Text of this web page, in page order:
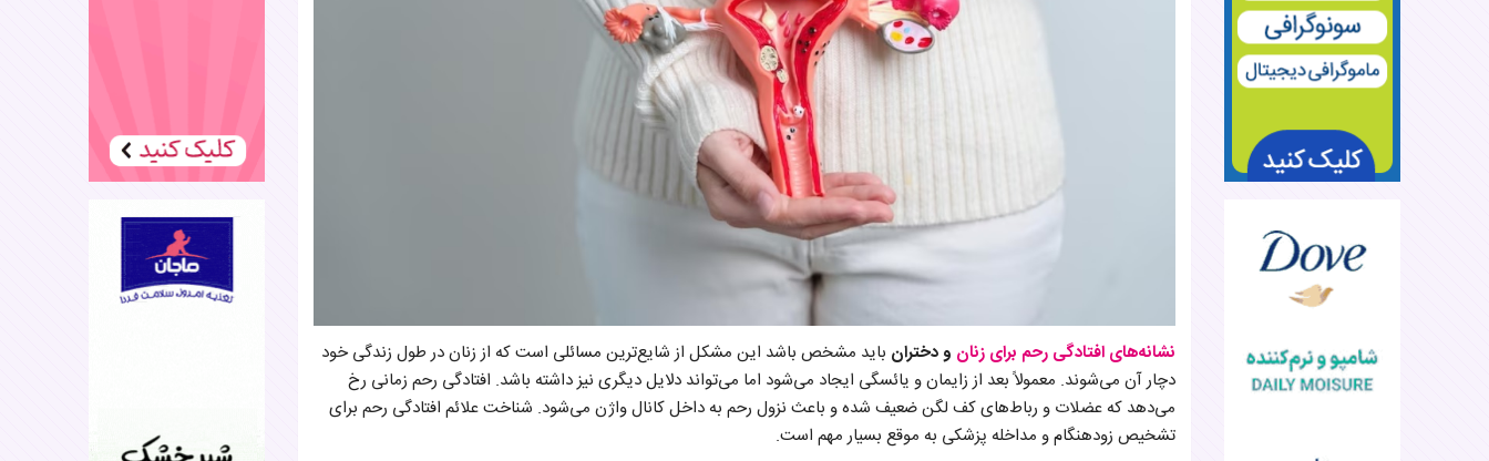
نشانه‌های افتادگی رحم برای زنان و دختران باید مشخص باشد این مشکل از شایع‌ترین مسائلی است که از زنان در طول زندگی خود
دچار آن می‌شوند. معمولاً بعد از زایمان و یائسگی ایجاد می‌شود اما می‌تواند دلایل دیگری نیز داشته باشد. افتادگی رحم زمانی رخ
می‌دهد که عضلات و رباط‌های کف لگن ضعیف شده و باعث نزول رحم به داخل کانال واژن می‌شود. شناخت علائم افتادگی رحم برای
تشخیص زودهنگام و مداخله پزشکی به موقع بسیار مهم است.